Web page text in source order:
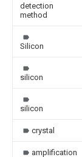
detection
method
Silicon
silicon
silicon
crystal
amplification